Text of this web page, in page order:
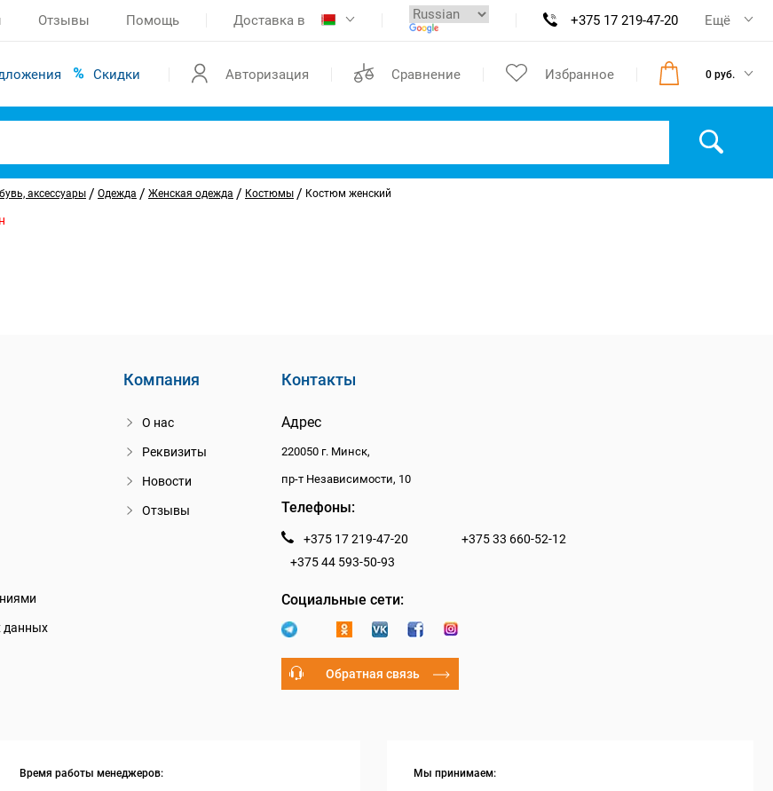
Отзывы Помощь Доставка в +375 17 219-47-20 Ещё
Скидки Авторизация Сравнение Избранное 0 руб.
аксессуары / Одежда / Женская одежда / Костюмы / Костюм женский
данных
Компания
О нас
Реквизиты
Новости
Отзывы
Контакты
Адрес
220050 г. Минск,
пр-т Независимости, 10
Телефоны:
+375 17 219-47-20
+375 33 660-52-12
+375 44 593-50-93
Социальные сети:
Обратная связь
Время работы менеджеров: Мы принимаем: